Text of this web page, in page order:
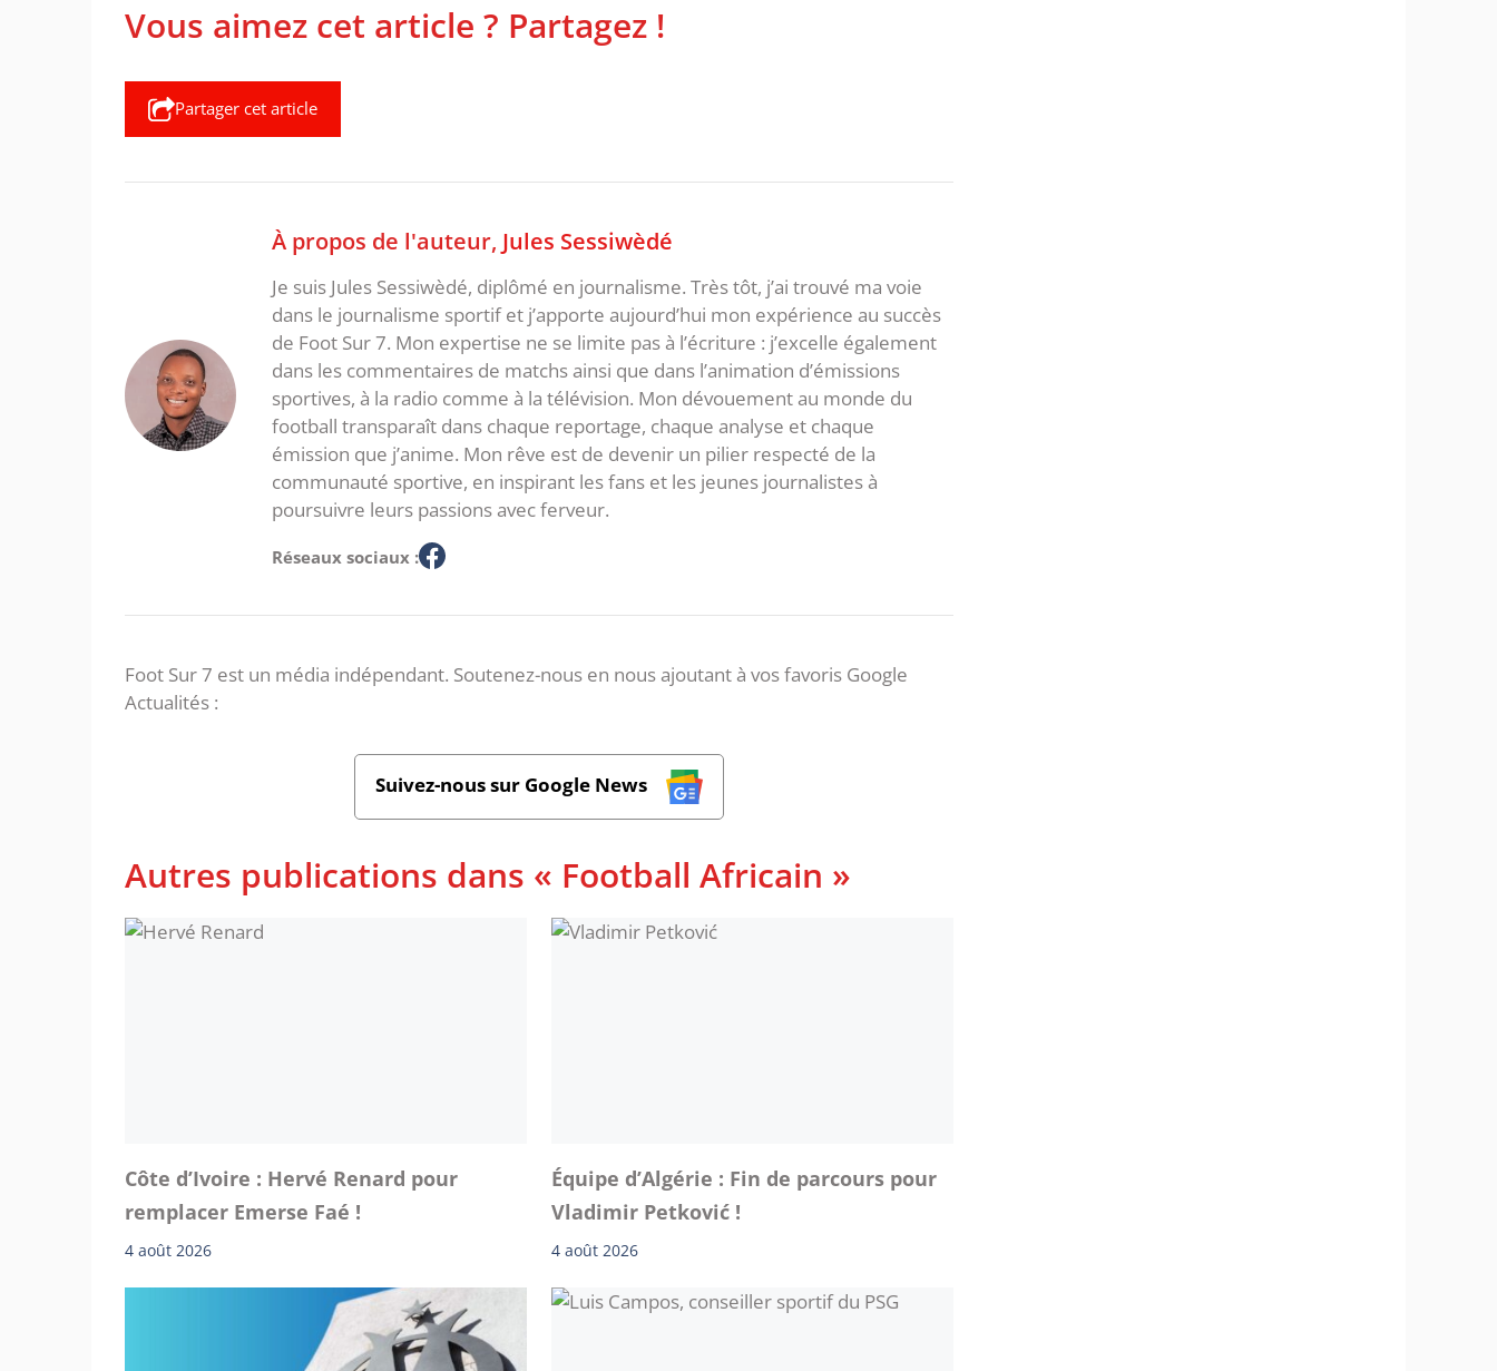
Vous aimez cet article ? Partagez !
Partager cet article
À propos de l'auteur, Jules Sessiwèdé
Je suis Jules Sessiwèdé, diplômé en journalisme. Très tôt, j’ai trouvé ma voie
dans le journalisme sportif et j’apporte aujourd’hui mon expérience au succès
de Foot Sur 7. Mon expertise ne se limite pas à l’écriture : j’excelle également
dans les commentaires de matchs ainsi que dans l’animation d’émissions
sportives, à la radio comme à la télévision. Mon dévouement au monde du
football transparaît dans chaque reportage, chaque analyse et chaque
émission que j’anime. Mon rêve est de devenir un pilier respecté de la
communauté sportive, en inspirant les fans et les jeunes journalistes à
poursuivre leurs passions avec ferveur.
Réseaux sociaux :
Foot Sur 7 est un média indépendant. Soutenez-nous en nous ajoutant à vos favoris Google
Actualités :
Suivez-nous sur Google News
Autres publications dans « Football Africain »
Côte d’Ivoire : Hervé Renard pour
remplacer Emerse Faé !
4 août 2026
Équipe d’Algérie : Fin de parcours pour
Vladimir Petković !
4 août 2026